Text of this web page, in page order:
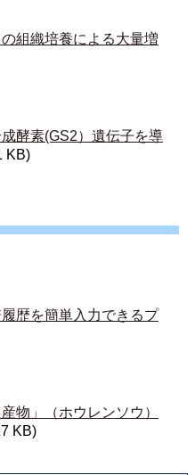
組織培養による大量増
酵素(GS2）遺伝子を導
KB)
歴を簡単入力できるプ
物」（ホウレンソウ）
KB)